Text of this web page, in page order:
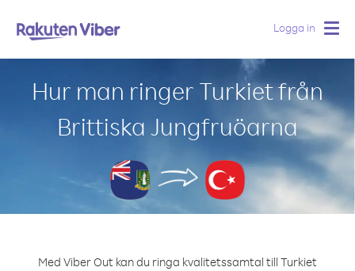
Logga in
Hur man ringer Turkiet från
Brittiska Jungfruöarna
Med Viber Out kan du ringa kvalitetssamtal till Turkiet